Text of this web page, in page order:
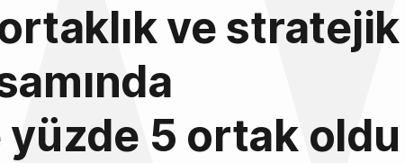
ve stratejik
5 ortak oldu